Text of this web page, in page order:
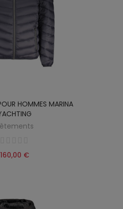
HOMMES MARINA
160,00 €